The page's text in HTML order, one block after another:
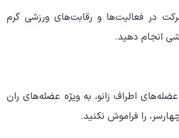
در فعالیت‌ها و رقابت‌های ورزشی گرم
انجام دهید.
اطراف زانو، به ویژه عضله‌های ران
را فراموش نکنید.